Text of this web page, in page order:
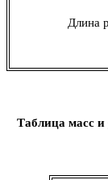
Длина
Таблица масс